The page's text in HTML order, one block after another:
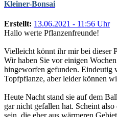
Kleiner-Bonsai
Erstellt: 13.06.2021 - 11:56 Uhr
Hallo werte Pflanzenfreunde!
Vielleicht könnt ihr mir bei dieser
Wir haben Sie vor einigen
hingeworfen gefunden. Eindeutig
Topfpflanze, aber leider können
Heute Nacht stand sie auf dem
gar nicht gefallen hat. Scheint